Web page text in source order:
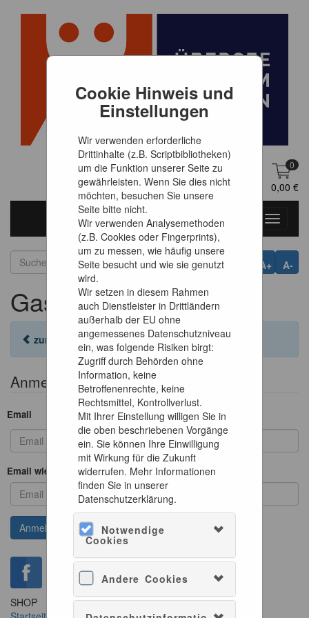
Cookie Hinweis und
Einstellungen
Wir verwenden erforderliche
Drittinhalte (z.B. Scriptbibliotheken)
um die Funktion unserer Seite zu
gewährleisten. Wenn Sie dies nicht
möchten, besuchen Sie unsere
Seite bitte nicht.
Wir verwenden Analysemethoden
(z.B. Cookies oder Fingerprints),
um zu messen, wie häufig unsere
Seite besucht und wie sie genutzt
wird.
Wir setzen in diesem Rahmen
auch Dienstleister in Drittländern
außerhalb der EU ohne
angemessenes Datenschutzniveau
ein, was folgende Risiken birgt:
Zugriff durch Behörden ohne
Information, keine
Betroffenenrechte, keine
Rechtsmittel, Kontrollverlust.
Mit Ihrer Einstellung willigen Sie in
die oben beschriebenen Vorgänge
ein. Sie können Ihre Einwilligung
mit Wirkung für die Zukunft
widerrufen. Mehr Informationen
finden Sie in unserer
Datenschutzerklärung.
Notwendige
Cookies
Andere Cookies
DE Anmelden
0
0,00 €
Toggle
A-
A+
Gast Zugang
zurück zur Anmeldung
Anmeldeformular
Email
Email wiederholen
SHOP
SERVICE